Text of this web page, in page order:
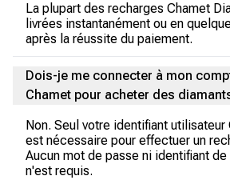
La plupart des recharges Chamet
livrées instantanément ou en
après la réussite du paiement.
Dois-je me connecter à mon
Chamet pour acheter des
Non. Seul votre identifiant utilisateur
est nécessaire pour effectuer un
Aucun mot de passe ni identifiant
n'est requis.